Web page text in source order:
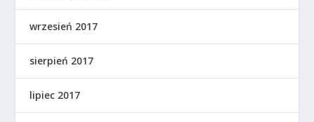
wrzesień 2017
sierpień 2017
lipiec 2017